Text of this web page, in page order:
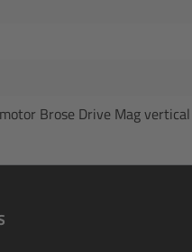
Brose Drive Mag vertical